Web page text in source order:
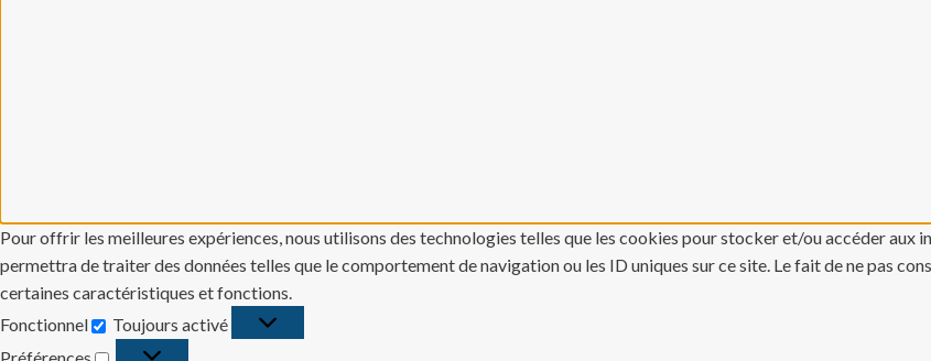
Pour offrir les meilleures expériences, nous utilisons des technologies telles que les cookies pour stocker et/ou accéder aux
permettra de traiter des données telles que le comportement de navigation ou les ID uniques sur ce site. Le fait de ne pas
certaines caractéristiques et fonctions.
Fonctionnel
Fonctionnel
Toujours activé